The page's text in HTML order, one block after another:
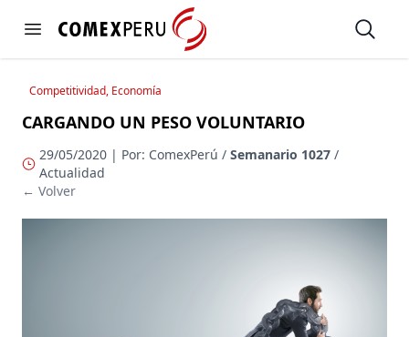
Open menu
https://www.comexperu.org.pe Open
Competitividad, Economía
CARGANDO UN PESO VOLUNTARIO
29/05/2020 | Por: ComexPerú /Semanario 1027 /
Actualidad
← Volver